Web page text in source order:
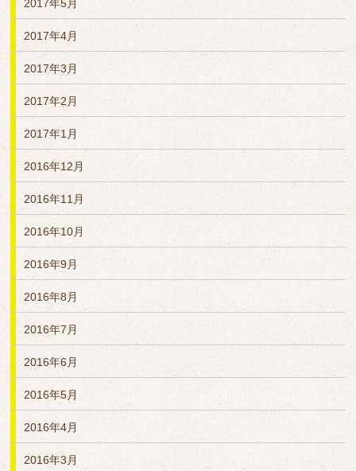
2017年5月
2017年4月
2017年3月
2017年2月
2017年1月
2016年12月
2016年11月
2016年10月
2016年9月
2016年8月
2016年7月
2016年6月
2016年5月
2016年4月
2016年3月